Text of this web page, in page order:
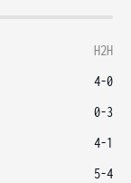
H2H
4-0
0-3
4-1
5-4